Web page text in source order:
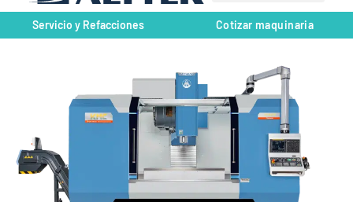
Servicio y Refacciones Cotizar maquinaria